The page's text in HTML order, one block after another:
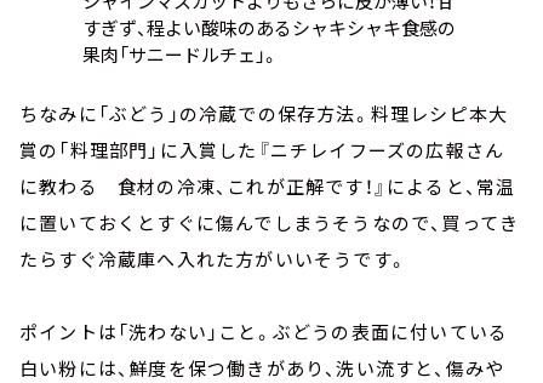
すぎず、程よい酸味のあるシャキシャキ食感の
果肉「サニードルチェ」。
ちなみに「ぶどう」の冷蔵での保存方法。料理レシピ本大
賞の「料理部門」に入賞した『ニチレイフーズの広報さん
に教わる 食材の冷凍、これが正解です！』によると、常温
に置いておくとすぐに傷んでしまうそうなので、買ってき
たらすぐ冷蔵庫へ入れた方がいいそうです。
ポイントは「洗わない」こと。ぶどうの表面に付いている
白い粉には、鮮度を保つ働きがあり、洗い流すと、傷みや